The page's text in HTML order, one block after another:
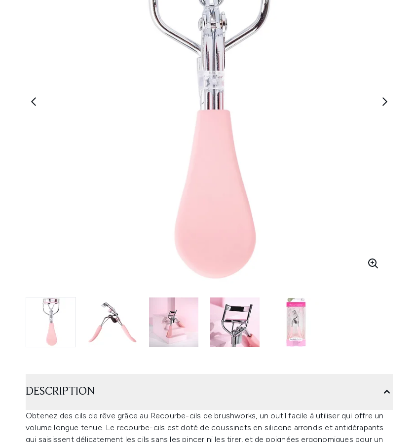
DESCRIPTION
Obtenez des cils de rêve grâce au Recourbe-cils de brushworks, un outil facile à utiliser qui offre un
volume longue tenue. Le recourbe-cils est doté de coussinets en silicone arrondis et antidérapants
qui saisissent délicatement les cils sans les pincer ni les tirer, et de poignées ergonomiques pour un